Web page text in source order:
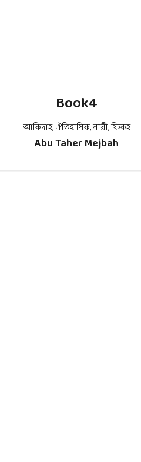
Book4
আকিদাহ,ঐতিহাসিক,নারী,ফিকহ
Abu Taher Mejbah